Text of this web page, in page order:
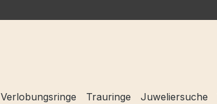
Verlobungsringe Trauringe Juweliersuche